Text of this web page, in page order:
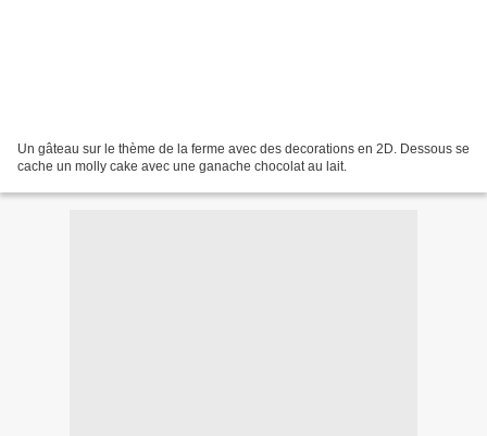
Un gâteau sur le thème de la ferme avec des decorations en 2D. Dessous se
cache un molly cake avec une ganache chocolat au lait.